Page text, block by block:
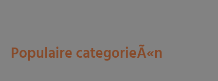
Populaire categorieÃ«n